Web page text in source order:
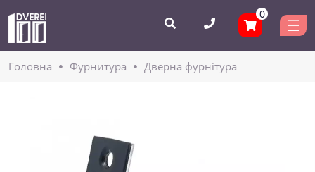
0
Головнa Фурнитура Дверна фурнітура